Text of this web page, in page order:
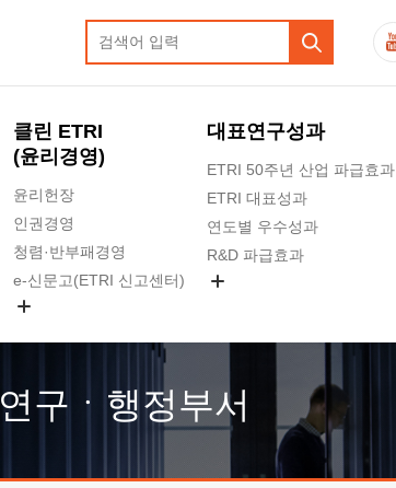
클린 ETRI
(윤리경영)
윤리헌장
인권경영
청렴·반부패경영
e-신문고(ETRI 신고센터)
고객의소리
수의계약 현황
대표연구성과
ETRI 50주년 산업 파급효과
ETRI 대표성과
연도별 우수성과
R&D 파급효과
연구ㆍ행정부서